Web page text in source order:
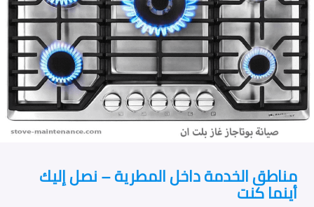
مناطق الخدمة داخل المطرية – نصل إليك
أينما كنت